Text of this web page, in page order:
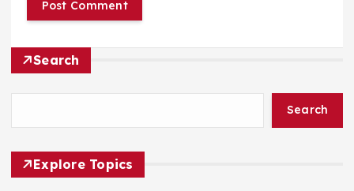
Search
Search
Explore Topics